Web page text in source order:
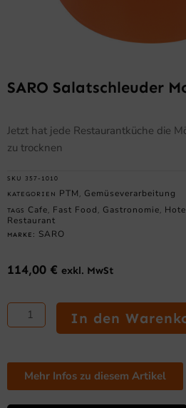
SARO Salatschleuder
Jetzt hat jede Restaurantküche die
zu trocknen
SKU 357-1010
KATEGORIEN PTM , Gemüseverarbeitung
TAGS Cafe , Fast Food , Gastronomie ,
Restaurant
MARKE: SARO
114,00 € exkl. MwSt
SARO
Salatschleuder
Modell
251
Menge
In den
Mehr Infos zu diesem Artikel